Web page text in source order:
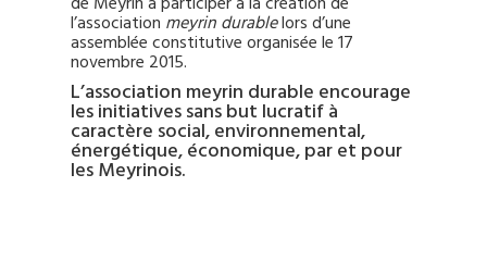
l’association meyrin durablelors d’une
assemblée constitutive organisée le 17
novembre 2015.
L’association meyrin durable encourage
les initiatives sans but lucratif à
caractère social, environnemental,
énergétique, économique, par et pour
les Meyrinois.